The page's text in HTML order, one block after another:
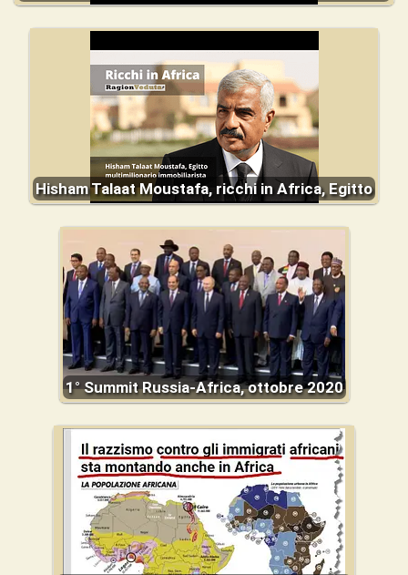
Hisham Talaat Moustafa, ricchi in Africa, Egitto
1° Summit Russia-Africa, ottobre 2020